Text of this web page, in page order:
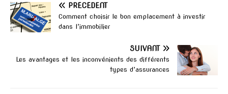
PRÉCÉDENT
Comment choisir le bon emplacement à investir
dans l’immobilier
SUIVANT
Les avantages et les inconvénients des différents
types d’assurances